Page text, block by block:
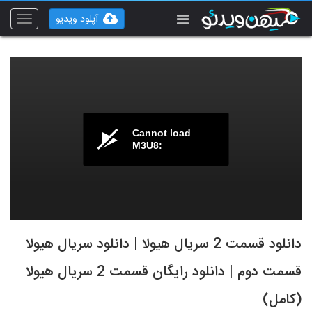
Toggle
آپلود ویدیو
Cannot load
M3U8:
دانلود قسمت 2 سریال هیولا | دانلود سریال هیولا
قسمت دوم | دانلود رایگان قسمت 2 سریال هیولا
(کامل)